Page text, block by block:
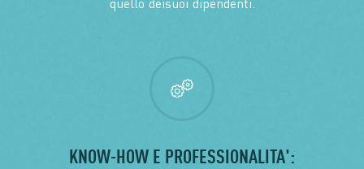
quello deisuoi dipendenti.
KNOW-HOW E PROFESSIONALITA':